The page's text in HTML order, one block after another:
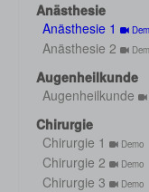
Anästhesie
Anästhesie 1
Anästhesie 2
Augenheilkunde
Augenheilkunde
Chirurgie
Chirurgie 1
Demo
Chirurgie 2 Demo
Chirurgie 3 Demo